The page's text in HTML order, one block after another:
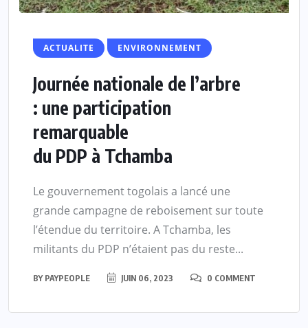
ACTUALITE ENVIRONNEMENT
Journée nationale de l’arbre
: une participation
remarquable
du PDP à Tchamba
Le gouvernement togolais a lancé une
grande campagne de reboisement sur toute
l’étendue du territoire. A Tchamba, les
militants du PDP n’étaient pas du reste...
BY PAYPEOPLE JUIN 06, 2023 0 COMMENT